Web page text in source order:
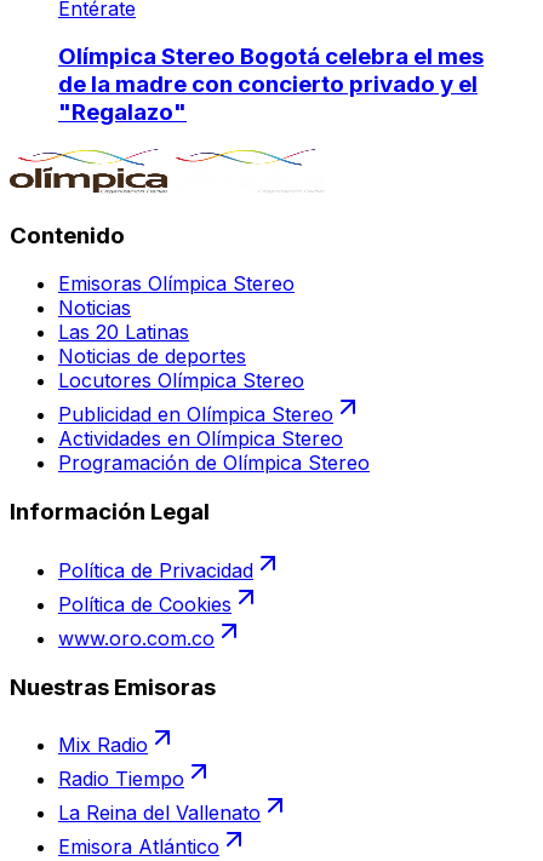
Entérate
Olímpica Stereo Bogotá celebra el mes
de la madre con concierto privado y el
"Regalazo"
Contenido
Emisoras Olímpica Stereo
Noticias
Las 20 Latinas
Noticias de deportes
Locutores Olímpica Stereo
Publicidad en Olímpica Stereo
Actividades en Olímpica Stereo
Programación de Olímpica Stereo
Información Legal
Política de Privacidad
Política de Cookies
www.oro.com.co
Nuestras Emisoras
Mix Radio
Radio Tiempo
La Reina del Vallenato
Emisora Atlántico